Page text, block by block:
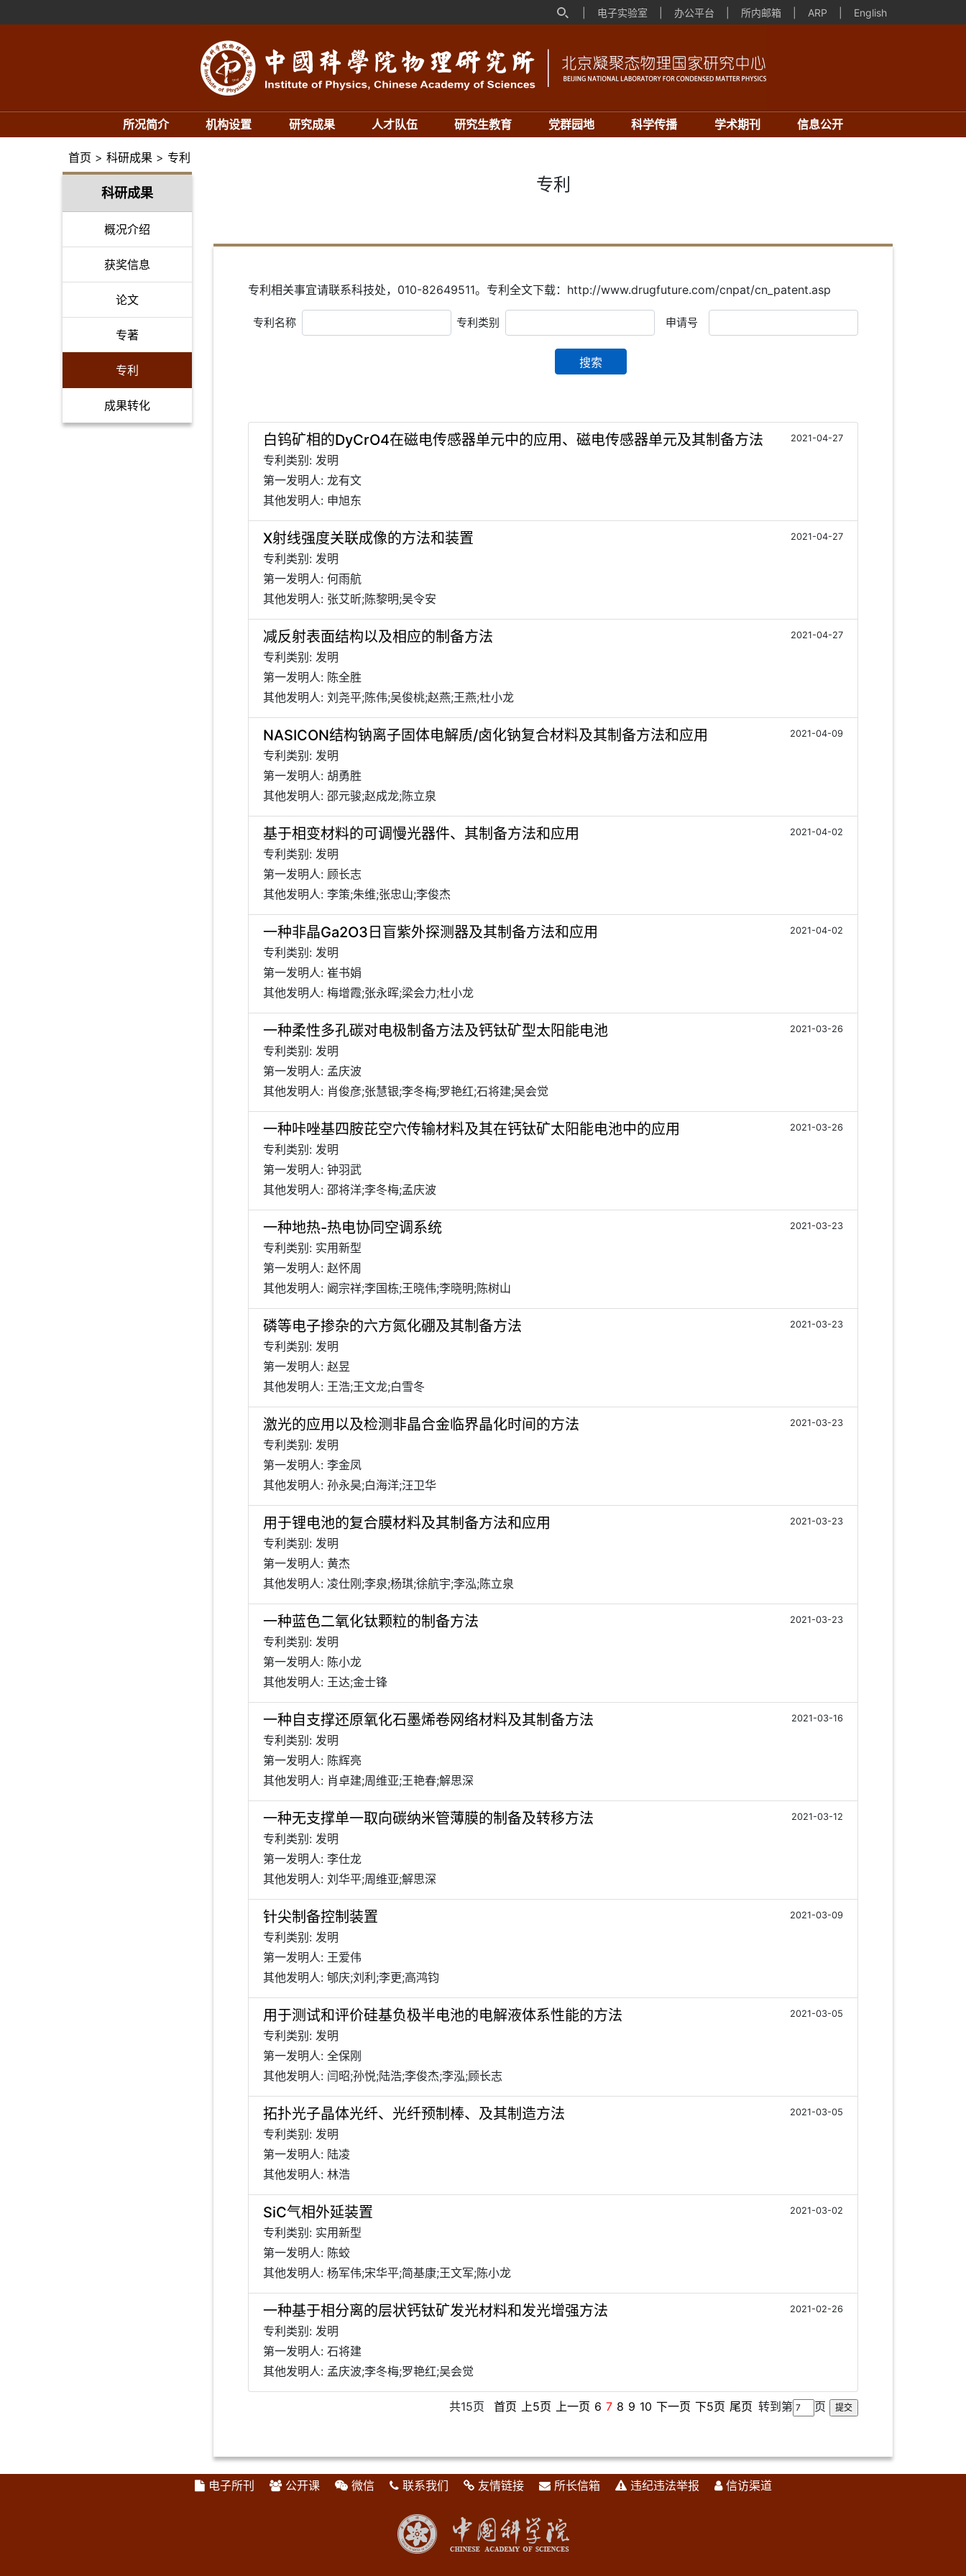
电子实验室 办公平台 所内邮箱 ARP English
所况简介 机构设置 研究成果 人才队伍 研究生教育 党群园地 科学传播 学术期刊 信息公开
首页 > 科研成果 > 专利
科研成果
概况介绍
获奖信息
论文
专著
专利
成果转化
专利
专利相关事宜请联系科技处，010-82649511。专利全文下载：http://www.drugfuture.com/cnpat/cn_patent.asp
专利名称 专利类别 申请号
搜索
白钨矿相的DyCrO4在磁电传感器单元中的应用、磁电传感器单元及其制备方法 2021-04-27
专利类别: 发明
第一发明人: 龙有文
其他发明人: 申旭东
X射线强度关联成像的方法和装置 2021-04-27
专利类别: 发明
第一发明人: 何雨航
其他发明人: 张艾昕;陈黎明;吴令安
减反射表面结构以及相应的制备方法 2021-04-27
专利类别: 发明
第一发明人: 陈全胜
其他发明人: 刘尧平;陈伟;吴俊桃;赵燕;王燕;杜小龙
NASICON结构钠离子固体电解质/卤化钠复合材料及其制备方法和应用 2021-04-09
专利类别: 发明
第一发明人: 胡勇胜
其他发明人: 邵元骏;赵成龙;陈立泉
基于相变材料的可调慢光器件、其制备方法和应用 2021-04-02
专利类别: 发明
第一发明人: 顾长志
其他发明人: 李策;朱维;张忠山;李俊杰
一种非晶Ga2O3日盲紫外探测器及其制备方法和应用 2021-04-02
专利类别: 发明
第一发明人: 崔书娟
其他发明人: 梅增霞;张永晖;梁会力;杜小龙
一种柔性多孔碳对电极制备方法及钙钛矿型太阳能电池 2021-03-26
专利类别: 发明
第一发明人: 孟庆波
其他发明人: 肖俊彦;张慧银;李冬梅;罗艳红;石将建;吴会觉
一种咔唑基四胺芘空穴传输材料及其在钙钛矿太阳能电池中的应用 2021-03-26
专利类别: 发明
第一发明人: 钟羽武
其他发明人: 邵将洋;李冬梅;孟庆波
一种地热-热电协同空调系统 2021-03-23
专利类别: 实用新型
第一发明人: 赵怀周
其他发明人: 阚宗祥;李国栋;王晓伟;李晓明;陈树山
磷等电子掺杂的六方氮化硼及其制备方法 2021-03-23
专利类别: 发明
第一发明人: 赵昱
其他发明人: 王浩;王文龙;白雪冬
激光的应用以及检测非晶合金临界晶化时间的方法 2021-03-23
专利类别: 发明
第一发明人: 李金凤
其他发明人: 孙永昊;白海洋;汪卫华
用于锂电池的复合膜材料及其制备方法和应用 2021-03-23
专利类别: 发明
第一发明人: 黄杰
其他发明人: 凌仕刚;李泉;杨琪;徐航宇;李泓;陈立泉
一种蓝色二氧化钛颗粒的制备方法 2021-03-23
专利类别: 发明
第一发明人: 陈小龙
其他发明人: 王达;金士锋
一种自支撑还原氧化石墨烯卷网络材料及其制备方法 2021-03-16
专利类别: 发明
第一发明人: 陈辉亮
其他发明人: 肖卓建;周维亚;王艳春;解思深
一种无支撑单一取向碳纳米管薄膜的制备及转移方法 2021-03-12
专利类别: 发明
第一发明人: 李仕龙
其他发明人: 刘华平;周维亚;解思深
针尖制备控制装置 2021-03-09
专利类别: 发明
第一发明人: 王爱伟
其他发明人: 郇庆;刘利;李更;高鸿钧
用于测试和评价硅基负极半电池的电解液体系性能的方法 2021-03-05
专利类别: 发明
第一发明人: 全保刚
其他发明人: 闫昭;孙悦;陆浩;李俊杰;李泓;顾长志
拓扑光子晶体光纤、光纤预制棒、及其制造方法 2021-03-05
专利类别: 发明
第一发明人: 陆凌
其他发明人: 林浩
SiC气相外延装置 2021-03-02
专利类别: 实用新型
第一发明人: 陈蛟
其他发明人: 杨军伟;宋华平;简基康;王文军;陈小龙
一种基于相分离的层状钙钛矿发光材料和发光增强方法 2021-02-26
专利类别: 发明
第一发明人: 石将建
其他发明人: 孟庆波;李冬梅;罗艳红;吴会觉
共15页 首页 上5页 上一页 6 7 8 9 10 下一页 下5页 尾页 转到第 页
电子所刊 公开课 微信 联系我们 友情链接 所长信箱 违纪违法举报 信访渠道